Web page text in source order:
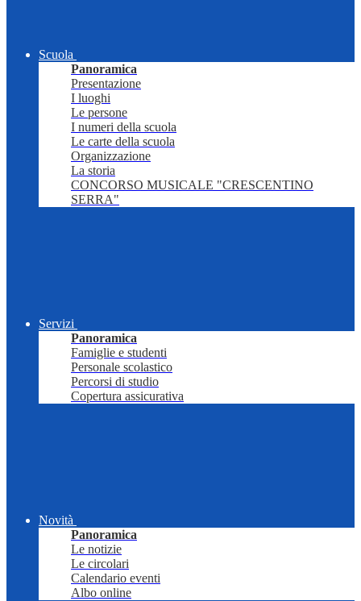
Scuola
Panoramica
Presentazione
I luoghi
Le persone
I numeri della scuola
Le carte della scuola
Organizzazione
La storia
CONCORSO MUSICALE "CRESCENTINO
SERRA"
Servizi
Panoramica
Famiglie e studenti
Personale scolastico
Percorsi di studio
Copertura assicurativa
Novità
Panoramica
Le notizie
Le circolari
Calendario eventi
Albo online